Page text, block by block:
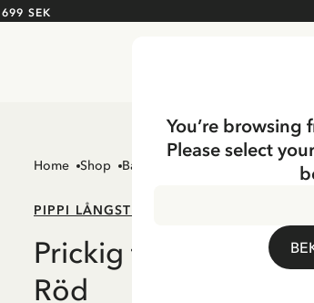
SEK
Home Shop Barnkläder Långärmat
PIPPI LÅNGSTRUMP
Prickig tröja Pippi
Röd
You’re browsing
Please select